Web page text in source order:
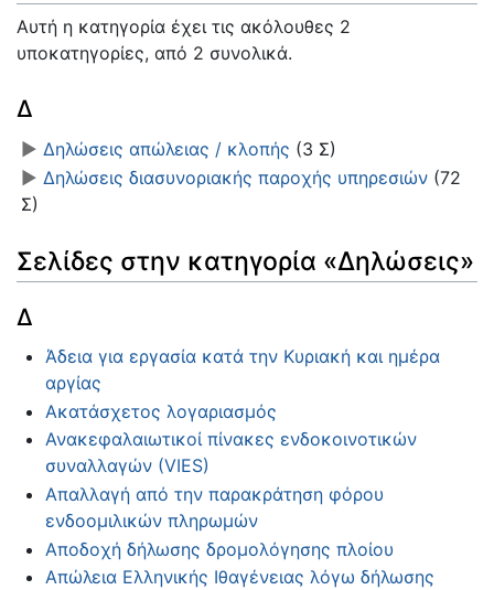
Αυτή η κατηγορία έχει τις ακόλουθες 2
υποκατηγορίες, από 2 συνολικά.
Δ
► Δηλώσεις απώλειας / κλοπής (3 Σ)
► Δηλώσεις διασυνοριακής παροχής υπηρεσιών (72
Σ)
Σελίδες στην κατηγορία «Δηλώσεις»
Δ
Άδεια για εργασία κατά την Κυριακή και ημέρα
αργίας
Ακατάσχετος λογαριασμός
Ανακεφαλαιωτικοί πίνακες ενδοκοινοτικών
συναλλαγών (VIES)
Απαλλαγή από την παρακράτηση φόρου
ενδοομιλικών πληρωμών
Αποδοχή δήλωσης δρομολόγησης πλοίου
Απώλεια Ελληνικής Ιθαγένειας λόγω δήλωσης